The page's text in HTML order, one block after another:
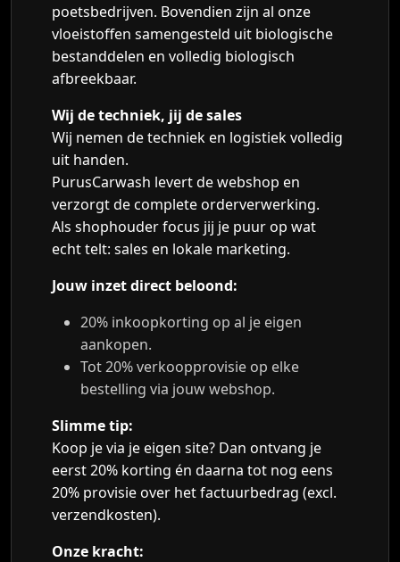
poetsbedrijven. Bovendien zijn al onze
vloeistoffen samengesteld uit biologische
bestanddelen en volledig biologisch
afbreekbaar.
Wij de techniek, jij de sales
Wij nemen de techniek en logistiek volledig
uit handen.
PurusCarwash levert de webshop en
verzorgt de complete orderverwerking.
Als shophouder focus jij je puur op wat
echt telt: sales en lokale marketing.
Jouw inzet direct beloond:
20% inkoopkorting op al je eigen
aankopen.
Tot 20% verkoopprovisie op elke
bestelling via jouw webshop.
Slimme tip:
Koop je via je eigen site? Dan ontvang je
eerst 20% korting én daarna tot nog eens
20% provisie over het factuurbedrag (excl.
verzendkosten).
Onze kracht: